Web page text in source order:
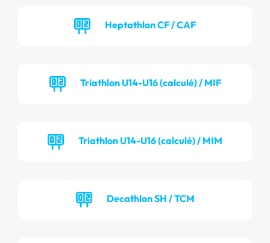
Heptathlon CF / CAF
Triathlon U14-U16 (calculé) / MIF
Triathlon U14-U16 (calculé) / MIM
Decathlon SH / TCM